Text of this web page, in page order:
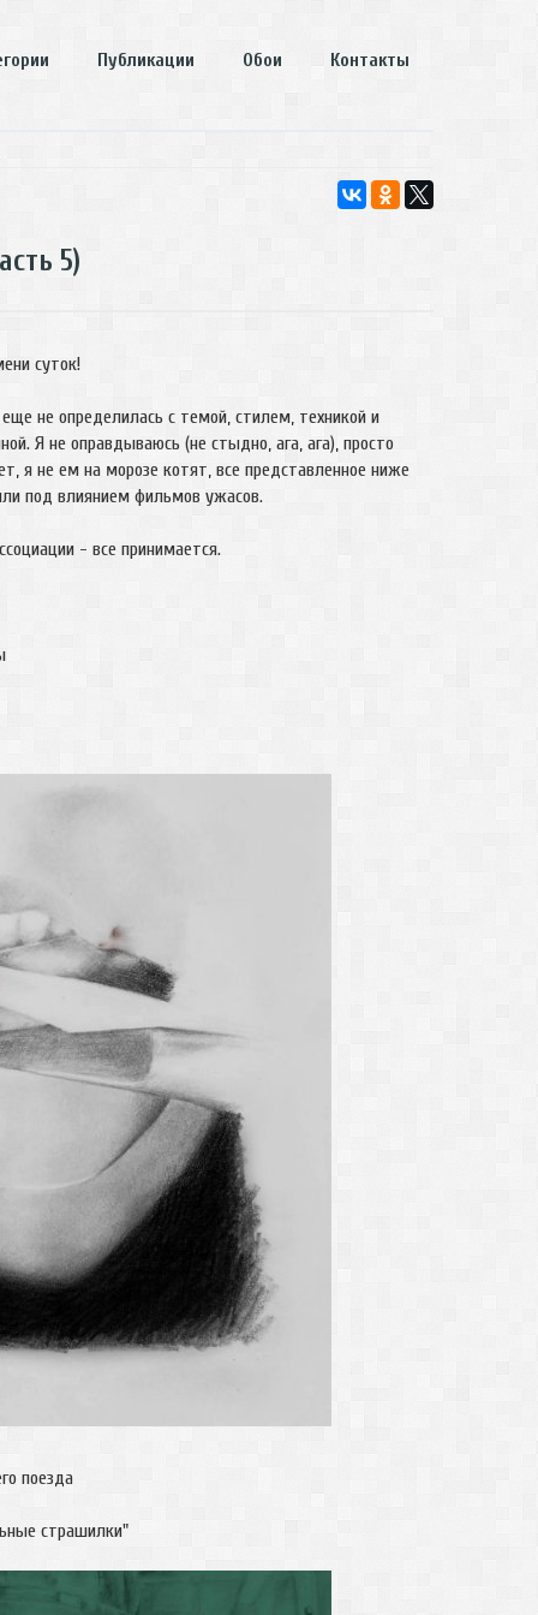
Публикации Обои Контакты
5)
суток!
не определилась с темой, стилем, техникой и
Я не оправдываюсь (не стыдно, ага, ага), просто
я не ем на морозе котят, все представленное ниже
под влиянием фильмов ужасов.
- все принимается.
поезда
страшилки"